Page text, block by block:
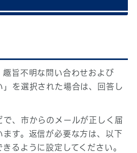
趣旨不明な問い合わせおよび
」を選択された場合は、回答し
で、市からのメールが正しく届
ます。返信が必要な方は、以下
るように設定してください。